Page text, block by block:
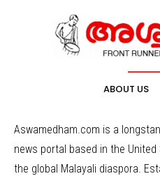
ABOUT US
Aswamedham.com is a
news portal based in the
the global Malayali diaspora.